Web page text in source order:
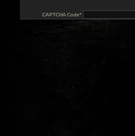
CAPTCHA Code*